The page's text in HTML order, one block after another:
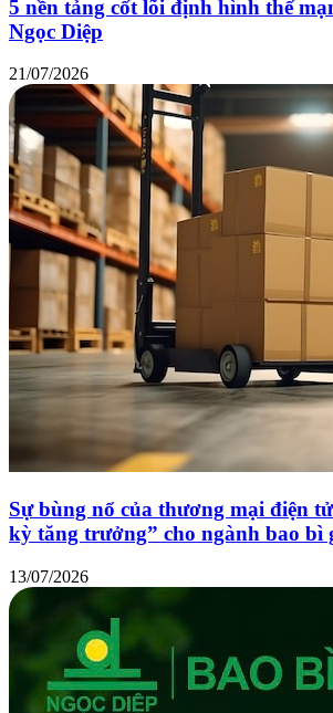
5 nền tảng cốt lõi định hình thế
Ngọc Diệp
21/07/2026
Sự bùng nổ của thương mại điện
kỳ tăng trưởng” cho ngành bao bì
13/07/2026